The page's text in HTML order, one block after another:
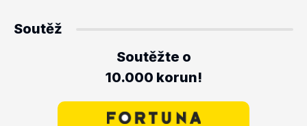
Soutěž
Soutěžte o
10.000 korun!